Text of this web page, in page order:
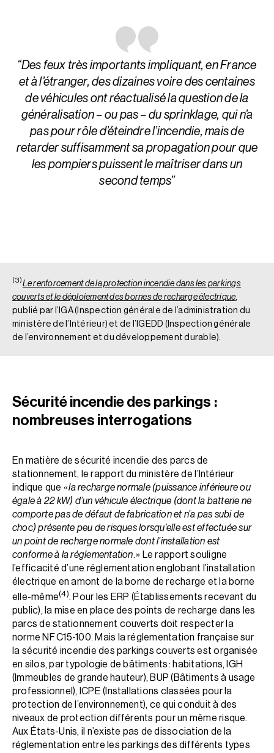
“Des feux très importants impliquant, en France
et à l’étranger, des dizaines voire des centaines
de véhicules ont réactualisé la question de la
généralisation – ou pas – du sprinklage, qui n’a
pas pour rôle d’éteindre l’incendie, mais de
retarder suffisamment sa propagation pour que
les pompiers puissent le maîtriser dans un
second temps”
(3)Le renforcement de la protection incendie dans les parkings
couverts et le déploiement des bornes de recharge électrique,
publié par l’IGA (Inspection générale de l’administration du
ministère de l’Intérieur) et de l’IGEDD (Inspection générale
de l’environnement et du développement durable).
Sécurité incendie des parkings :
nombreuses interrogations
En matière de sécurité incendie des parcs de
stationnement, le rapport du ministère de l’Intérieur
indique que «la recharge normale (puissance inférieure ou
égale à 22 kW) d’un véhicule électrique (dont la batterie ne
comporte­ pas de défaut de fabrication et n’a pas subi de
choc) présente peu de risques lorsqu’elle est effectuée sur
un point de recharge normale dont l’installation est
conforme à la réglementation. » Le rapport souligne
l’efficacité d’une réglementation englobant l’installation
électrique en amont de la borne de recharge et la borne
elle-même(4). Pour les ERP (Établissements recevant du
public), la mise en place des points de recharge dans les
parcs de stationnement couverts doit respecter la
norme NF C15-100. Mais la réglementation française sur
la sécurité incendie des parkings couverts est organisée
en silos, par typologie de bâtiments : habitations, IGH
(Immeubles de grande hauteur), BUP (Bâtiments à usage
professionnel), ICPE (Installations classées pour la
protection de l’environnement), ce qui conduit à des
niveaux de protection différents pour un même risque.
Aux États-Unis, il n’existe pas de dissociation de la
réglementation entre les parkings des différents types